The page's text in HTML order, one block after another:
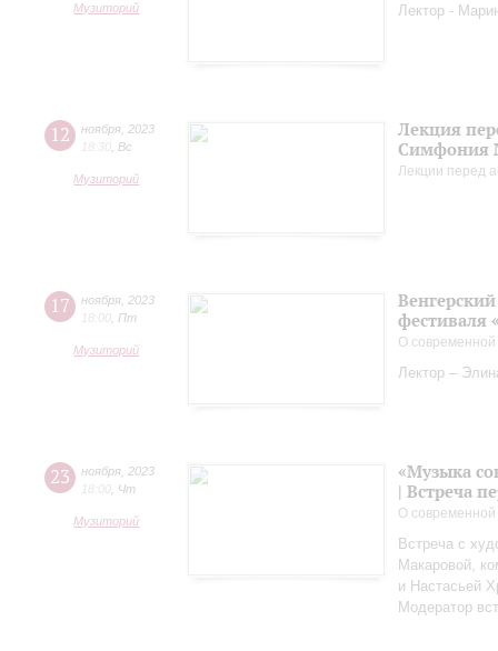
Музиторий Лектор -
12 ноября 2023
18:30 Вс
Музиторий
Лекция
Симфония
Лекции перед
17 ноября 2023
18:00 Пт
Музиторий
фестиваля
О
Лектор –
23 ноября 2023
18:00 Чт
Музиторий
«Музыка
| Встреча
О
Встреча с
Макаровой,
и Настасьей
Модератор